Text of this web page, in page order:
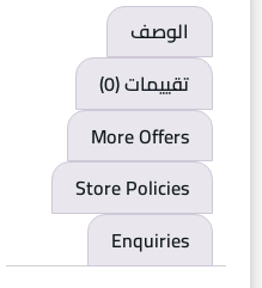
الوصف
تقييمات (0)
More Offers
Store Policies
Enquiries